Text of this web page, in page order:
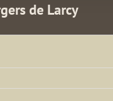
de Larcy